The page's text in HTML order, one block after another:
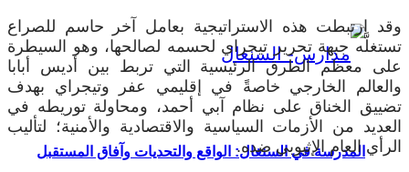
المدرسة في السنغال: الواقع والتحديات وآفاق المستقبل
وقد ارتبطت هذه الاستراتيجية بعامل آخر حاسم للصراع
تستغلَّه جبهة تحرير تيجراي لحسمه لصالحها، وهو السيطرة
على معظم الطرق الرئيسية التي تربط بين أديس أبابا
والعالم الخارجي خاصةً في إقليمي عفر وتيجراي بهدف
تضييق الخناق على نظام آبي أحمد، ومحاولة توريطه في
العديد من الأزمات السياسية والاقتصادية والأمنية؛ لتأليب
الرأي العام الإثيوبي ضده.